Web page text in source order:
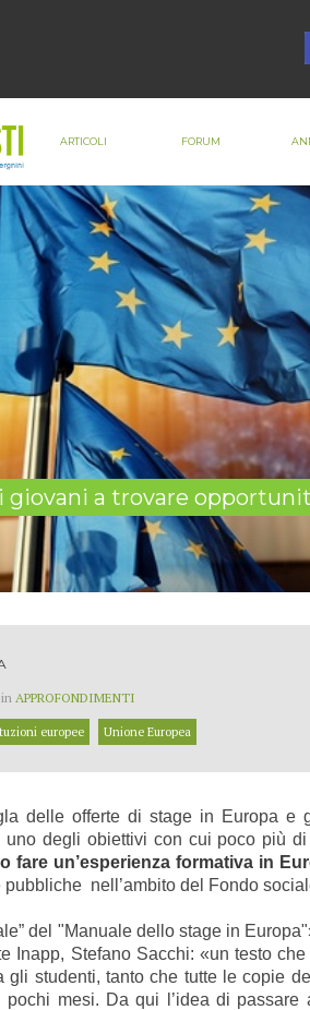
ARTICOLI FORUM
giovani a trovare
in APPROFONDIMENTI
europee Unione Europea
delle offerte di stage in Europa e
uno degli obiettivi con cui poco più
fare un’esperienza formativa in
pubbliche nell’ambito del Fondo
del "Manuale dello stage in
Inapp, Stefano Sacchi: «un testo
gli studenti, tanto che tutte le copie
mesi. Da qui l’idea di passare